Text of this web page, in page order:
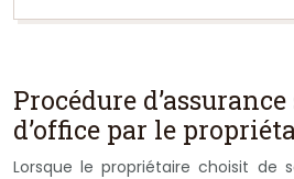
Procédure
d’office par le
Lorsque le propriétaire choisit de